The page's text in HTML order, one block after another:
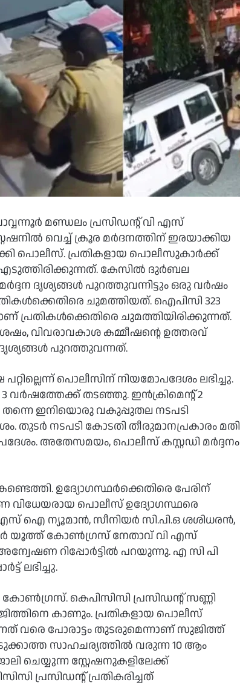
മണ്ഡലം പ്രസിഡന്റ് വി എസ്
വെച്ച് ക്രൂര മർദനത്തിന് ഇരയാക്കിയ
പൊലീസ്. പ്രതികളായ പൊലീസുകാർക്ക്
കേസില്‍ ദുർബല
ദൃശ്യങ്ങൾ പുറത്തുവന്നിട്ടും ഒരു വര്‍ഷം
ചുമത്തിയത്. ഐപിസി 323
പ്രതികള്‍ക്കെതിരെ ചുമത്തിയിരിക്കുന്നത്.
വിവരാവകാശ കമ്മീഷന്റെ ഉത്തരവ്
ദൃശ്യങ്ങൾ പുറത്തുവന്നത്.
പൊലീസിന് നിയമോപദേശം ലഭിച്ചു.
തടഞ്ഞു. ഇൻക്രിമെന്റ് 2
ഇനിയൊരു വകുപ്പുതല നടപടി
തുടർ നടപടി കോടതി തീരുമാനപ്രകാരം മതി
അതേസമയം, പൊലീസ് കസ്റ്റഡി മർദ്ദനം
ഉദ്യോഗസ്ഥർക്കെതിരെ പേരിന്
വിധേയരായ പൊലീസ് ഉദ്യോഗസ്ഥരെ
ഐ ന്യൂമാൻ, സീനിയർ സി.പി.ഒ ശശിധരൻ,
യൂത്ത് കോൺഗ്രസ് നേതാവ് വി എസ്
റിപ്പോർട്ടില്‍ പറയുന്നു. എ സി പി
ലഭിച്ചു.
കോൺഗ്രസ്. കെപിസിസി പ്രസിഡന്റ് സണ്ണി
കാണും. പ്രതികളായ പൊലീസ്
വരെ പോരാട്ടം തുടരുമെന്നാണ് സുജിത്ത്
സാഹചര്യത്തിൽ വരുന്ന 10 ആം
ചെയ്യുന്ന സ്റ്റേഷനുകളിലേക്ക്
പ്രസിഡന്റ് പ്രതികരിച്ചത്